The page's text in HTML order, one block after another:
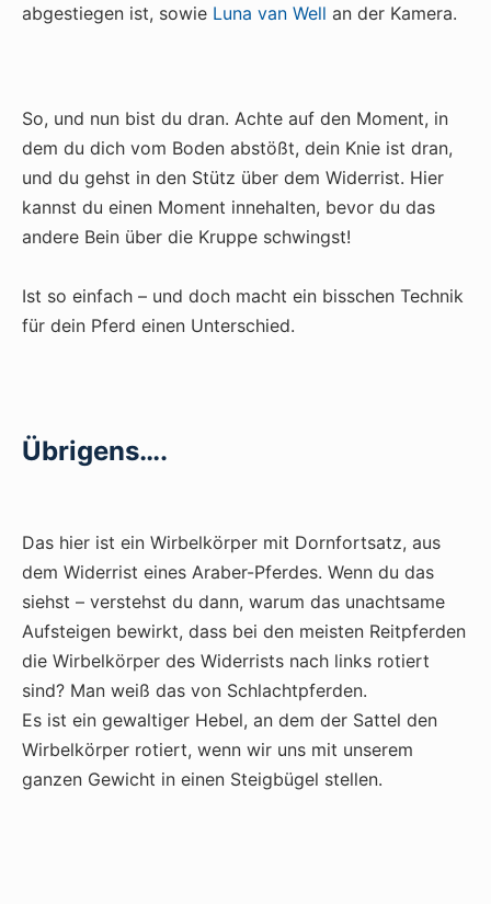
abgestiegen ist, sowie Luna van Well an der Kamera.
So, und nun bist du dran. Achte auf den Moment, in
dem du dich vom Boden abstößt, dein Knie ist dran,
und du gehst in den Stütz über dem Widerrist. Hier
kannst du einen Moment innehalten, bevor du das
andere Bein über die Kruppe schwingst!
Ist so einfach – und doch macht ein bisschen Technik
für dein Pferd einen Unterschied.
Übrigens….
Das hier ist ein Wirbelkörper mit Dornfortsatz, aus
dem Widerrist eines Araber-Pferdes. Wenn du das
siehst – verstehst du dann, warum das unachtsame
Aufsteigen bewirkt, dass bei den meisten Reitpferden
die Wirbelkörper des Widerrists nach links rotiert
sind? Man weiß das von Schlachtpferden.
Es ist ein gewaltiger Hebel, an dem der Sattel den
Wirbelkörper rotiert, wenn wir uns mit unserem
ganzen Gewicht in einen Steigbügel stellen.